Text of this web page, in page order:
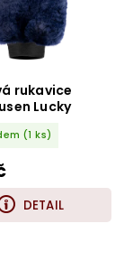
rukavice
Lucky
(1 ks)
DETAIL